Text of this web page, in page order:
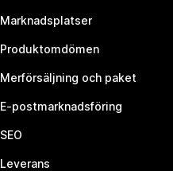
Marknadsplatser
Produktomdömen
Merförsäljning och paket
E-postmarknadsföring
SEO
Leverans